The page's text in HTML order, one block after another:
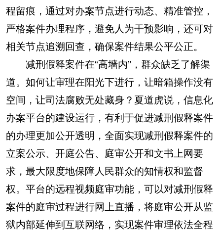
程留痕，通过对办案节点进行动态、精准管控，
严格案件办理程序，避免人为干预影响，还可对
相关节点追溯回查，确保案件结果公平公正。
减刑假释案件在“高墙内”，群众缺乏了解渠
道。如何让审理在阳光下进行，让暗箱操作没有
空间，让司法腐败无处藏身？夏道虎说，信息化
办案平台的建设运行，有利于促进减刑假释案件
的办理更加公开透明，全面实现减刑假释案件的
立案公示、开庭公告、庭审公开和文书上网要
求，最大限度地保障人民群众的知情权和监督
权。平台的远程视频庭审功能，可以对减刑假释
案件的庭审过程进行网上直播，将庭审公开从监
狱内部延伸到互联网络，实现案件审理依法全程